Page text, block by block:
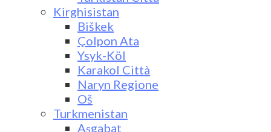
Kirghisistan
Biškek
Çolpon Ata
Ysyk-Köl
Karakol Città
Naryn Regione
Oš
Turkmenistan
Aşgabat